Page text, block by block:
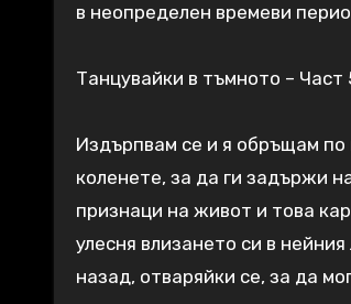
в неопределен времеви
Танцувайки в тъмното – Част
Издърпвам се и я обръщам по
коленете, за да ги задържи
признаци на живот и това
улесня влизането си в
назад, отваряйки се, за да